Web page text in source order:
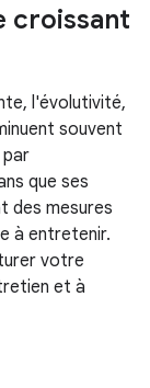
croissant
l'évolutivité,
souvent
par
que ses
des mesures
à entretenir.
votre
et à